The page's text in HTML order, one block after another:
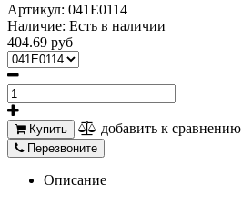
Артикул: 041E0114
Наличие: Есть в наличии
404.69 руб
Купить добавить к сравнению
Перезвоните
Описание